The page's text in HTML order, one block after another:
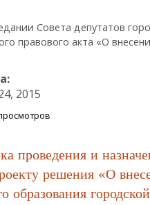
Совета депутатов
правового акта «О
2015
Нормативного Правового
проведения и
решения «О
образования